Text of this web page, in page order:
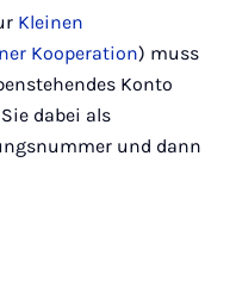
Kleinen
Kooperation) muss
Konto
dabei als
und dann